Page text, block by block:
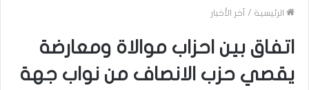
الرئيسية / آخر الأخبار
اتفاق بين احزاب موالاة ومعارضة
يقصي حزب الانصاف من نواب جهة